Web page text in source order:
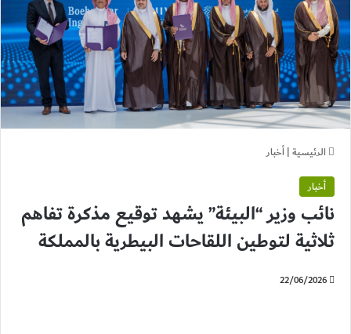
الرئيسية|أخبار
أخبار
نائب وزير “البيئة” يشهد توقيع مذكرة تفاهم
ثلاثية لتوطين اللقاحات البيطرية بالمملكة
22/06/2026